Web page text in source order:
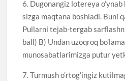
6. Dugonangiz lotereya
sizga maqtana boshladi. Buni
Pullarni tejab-tergab
ball) B) Undan uzoqroq
munosabatlarimizga putur
7. Turmush o’rtog’ingiz